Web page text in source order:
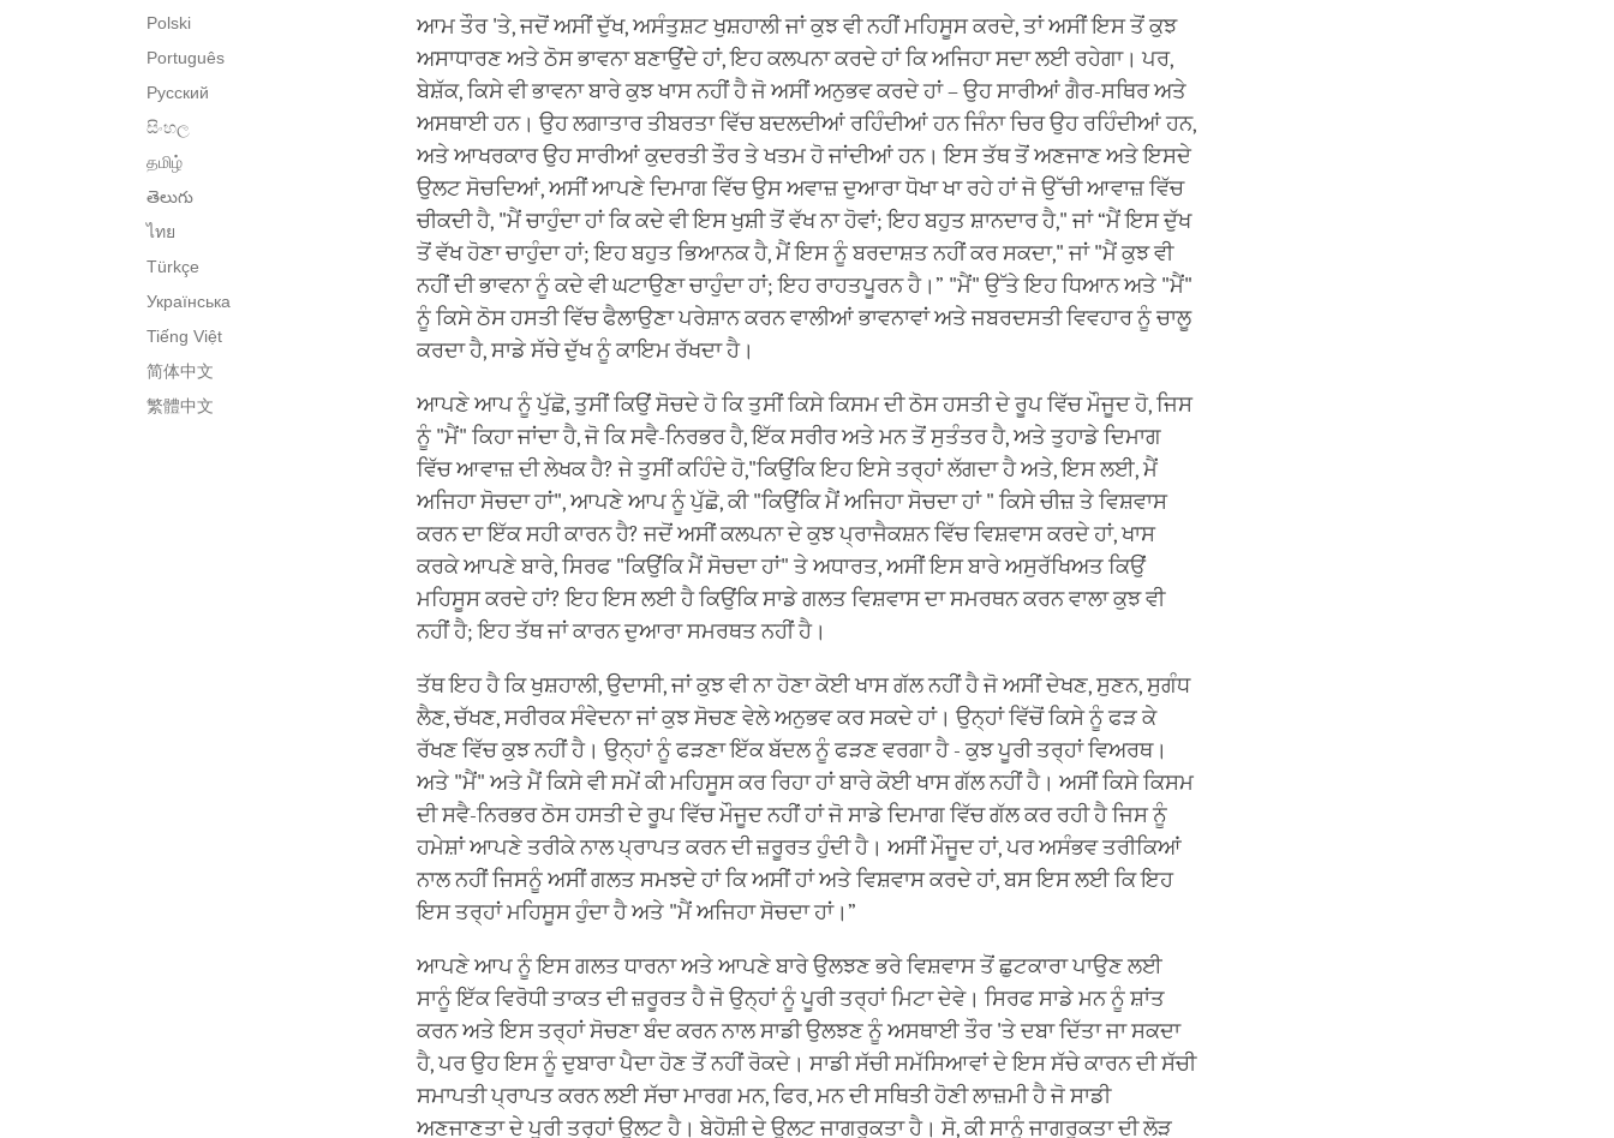
Polski
Português
Русский
සිංහල
தமிழ்
తెలుగు
ไทย
Türkçe
Українська
Tiếng Việt
简体中文
繁體中文
ਆਮ ਤੌਰ 'ਤੇ, ਜਦੋਂ ਅਸੀਂ ਦੁੱਖ, ਅਸੰਤੁਸ਼ਟ ਖੁਸ਼ਹਾਲੀ ਜਾਂ ਕੁਝ ਵੀ ਨਹੀਂ ਮਹਿਸੂਸ ਕਰਦੇ, ਤਾਂ ਅਸੀਂ ਇਸ ਤੋਂ ਕੁਝ
ਅਸਾਧਾਰਣ ਅਤੇ ਠੋਸ ਭਾਵਨਾ ਬਣਾਉਂਦੇ ਹਾਂ, ਇਹ ਕਲਪਨਾ ਕਰਦੇ ਹਾਂ ਕਿ ਅਜਿਹਾ ਸਦਾ ਲਈ ਰਹੇਗਾ। ਪਰ,
ਬੇਸ਼ੱਕ, ਕਿਸੇ ਵੀ ਭਾਵਨਾ ਬਾਰੇ ਕੁਝ ਖਾਸ ਨਹੀਂ ਹੈ ਜੋ ਅਸੀਂ ਅਨੁਭਵ ਕਰਦੇ ਹਾਂ – ਉਹ ਸਾਰੀਆਂ ਗੈਰ-ਸਥਿਰ ਅਤੇ
ਅਸਥਾਈ ਹਨ। ਉਹ ਲਗਾਤਾਰ ਤੀਬਰਤਾ ਵਿੱਚ ਬਦਲਦੀਆਂ ਰਹਿੰਦੀਆਂ ਹਨ ਜਿੰਨਾ ਚਿਰ ਉਹ ਰਹਿੰਦੀਆਂ ਹਨ,
ਅਤੇ ਆਖਰਕਾਰ ਉਹ ਸਾਰੀਆਂ ਕੁਦਰਤੀ ਤੌਰ ਤੇ ਖਤਮ ਹੋ ਜਾਂਦੀਆਂ ਹਨ। ਇਸ ਤੱਥ ਤੋਂ ਅਣਜਾਣ ਅਤੇ ਇਸਦੇ
ਉਲਟ ਸੋਚਦਿਆਂ, ਅਸੀਂ ਆਪਣੇ ਦਿਮਾਗ ਵਿੱਚ ਉਸ ਅਵਾਜ਼ ਦੁਆਰਾ ਧੋਖਾ ਖਾ ਰਹੇ ਹਾਂ ਜੋ ਉੱਚੀ ਆਵਾਜ਼ ਵਿੱਚ
ਚੀਕਦੀ ਹੈ, "ਮੈਂ ਚਾਹੁੰਦਾ ਹਾਂ ਕਿ ਕਦੇ ਵੀ ਇਸ ਖੁਸ਼ੀ ਤੋਂ ਵੱਖ ਨਾ ਹੋਵਾਂ; ਇਹ ਬਹੁਤ ਸ਼ਾਨਦਾਰ ਹੈ," ਜਾਂ “ਮੈਂ ਇਸ ਦੁੱਖ
ਤੋਂ ਵੱਖ ਹੋਣਾ ਚਾਹੁੰਦਾ ਹਾਂ; ਇਹ ਬਹੁਤ ਭਿਆਨਕ ਹੈ, ਮੈਂ ਇਸ ਨੂੰ ਬਰਦਾਸ਼ਤ ਨਹੀਂ ਕਰ ਸਕਦਾ," ਜਾਂ "ਮੈਂ ਕੁਝ ਵੀ
ਨਹੀਂ ਦੀ ਭਾਵਨਾ ਨੂੰ ਕਦੇ ਵੀ ਘਟਾਉਣਾ ਚਾਹੁੰਦਾ ਹਾਂ; ਇਹ ਰਾਹਤਪੂਰਨ ਹੈ।” "ਮੈਂ" ਉੱਤੇ ਇਹ ਧਿਆਨ ਅਤੇ "ਮੈਂ"
ਨੂੰ ਕਿਸੇ ਠੋਸ ਹਸਤੀ ਵਿੱਚ ਫੈਲਾਉਣਾ ਪਰੇਸ਼ਾਨ ਕਰਨ ਵਾਲੀਆਂ ਭਾਵਨਾਵਾਂ ਅਤੇ ਜਬਰਦਸਤੀ ਵਿਵਹਾਰ ਨੂੰ ਚਾਲੂ
ਕਰਦਾ ਹੈ, ਸਾਡੇ ਸੱਚੇ ਦੁੱਖ ਨੂੰ ਕਾਇਮ ਰੱਖਦਾ ਹੈ।
ਆਪਣੇ ਆਪ ਨੂੰ ਪੁੱਛੋ, ਤੁਸੀਂ ਕਿਉਂ ਸੋਚਦੇ ਹੋ ਕਿ ਤੁਸੀਂ ਕਿਸੇ ਕਿਸਮ ਦੀ ਠੋਸ ਹਸਤੀ ਦੇ ਰੂਪ ਵਿੱਚ ਮੌਜੂਦ ਹੋ, ਜਿਸ
ਨੂੰ "ਮੈਂ" ਕਿਹਾ ਜਾਂਦਾ ਹੈ, ਜੋ ਕਿ ਸਵੈ-ਨਿਰਭਰ ਹੈ, ਇੱਕ ਸਰੀਰ ਅਤੇ ਮਨ ਤੋਂ ਸੁਤੰਤਰ ਹੈ, ਅਤੇ ਤੁਹਾਡੇ ਦਿਮਾਗ
ਵਿੱਚ ਆਵਾਜ਼ ਦੀ ਲੇਖਕ ਹੈ? ਜੇ ਤੁਸੀਂ ਕਹਿੰਦੇ ਹੋ,"ਕਿਉਂਕਿ ਇਹ ਇਸੇ ਤਰ੍ਹਾਂ ਲੱਗਦਾ ਹੈ ਅਤੇ, ਇਸ ਲਈ, ਮੈਂ
ਅਜਿਹਾ ਸੋਚਦਾ ਹਾਂ", ਆਪਣੇ ਆਪ ਨੂੰ ਪੁੱਛੋ, ਕੀ "ਕਿਉਂਕਿ ਮੈਂ ਅਜਿਹਾ ਸੋਚਦਾ ਹਾਂ " ਕਿਸੇ ਚੀਜ਼ ਤੇ ਵਿਸ਼ਵਾਸ
ਕਰਨ ਦਾ ਇੱਕ ਸਹੀ ਕਾਰਨ ਹੈ? ਜਦੋਂ ਅਸੀਂ ਕਲਪਨਾ ਦੇ ਕੁਝ ਪ੍ਰਾਜੈਕਸ਼ਨ ਵਿੱਚ ਵਿਸ਼ਵਾਸ ਕਰਦੇ ਹਾਂ, ਖਾਸ
ਕਰਕੇ ਆਪਣੇ ਬਾਰੇ, ਸਿਰਫ "ਕਿਉਂਕਿ ਮੈਂ ਸੋਚਦਾ ਹਾਂ" ਤੇ ਅਧਾਰਤ, ਅਸੀਂ ਇਸ ਬਾਰੇ ਅਸੁਰੱਖਿਅਤ ਕਿਉਂ
ਮਹਿਸੂਸ ਕਰਦੇ ਹਾਂ? ਇਹ ਇਸ ਲਈ ਹੈ ਕਿਉਂਕਿ ਸਾਡੇ ਗਲਤ ਵਿਸ਼ਵਾਸ ਦਾ ਸਮਰਥਨ ਕਰਨ ਵਾਲਾ ਕੁਝ ਵੀ
ਨਹੀਂ ਹੈ; ਇਹ ਤੱਥ ਜਾਂ ਕਾਰਨ ਦੁਆਰਾ ਸਮਰਥਤ ਨਹੀਂ ਹੈ।
ਤੱਥ ਇਹ ਹੈ ਕਿ ਖੁਸ਼ਹਾਲੀ, ਉਦਾਸੀ, ਜਾਂ ਕੁਝ ਵੀ ਨਾ ਹੋਣਾ ਕੋਈ ਖਾਸ ਗੱਲ ਨਹੀਂ ਹੈ ਜੋ ਅਸੀਂ ਦੇਖਣ, ਸੁਣਨ, ਸੁਗੰਧ
ਲੈਣ, ਚੱਖਣ, ਸਰੀਰਕ ਸੰਵੇਦਨਾ ਜਾਂ ਕੁਝ ਸੋਚਣ ਵੇਲੇ ਅਨੁਭਵ ਕਰ ਸਕਦੇ ਹਾਂ। ਉਨ੍ਹਾਂ ਵਿੱਚੋਂ ਕਿਸੇ ਨੂੰ ਫੜ ਕੇ
ਰੱਖਣ ਵਿੱਚ ਕੁਝ ਨਹੀਂ ਹੈ। ਉਨ੍ਹਾਂ ਨੂੰ ਫੜਣਾ ਇੱਕ ਬੱਦਲ ਨੂੰ ਫੜਣ ਵਰਗਾ ਹੈ - ਕੁਝ ਪੂਰੀ ਤਰ੍ਹਾਂ ਵਿਅਰਥ।
ਅਤੇ "ਮੈਂ" ਅਤੇ ਮੈਂ ਕਿਸੇ ਵੀ ਸਮੇਂ ਕੀ ਮਹਿਸੂਸ ਕਰ ਰਿਹਾ ਹਾਂ ਬਾਰੇ ਕੋਈ ਖਾਸ ਗੱਲ ਨਹੀਂ ਹੈ। ਅਸੀਂ ਕਿਸੇ ਕਿਸਮ
ਦੀ ਸਵੈ-ਨਿਰਭਰ ਠੋਸ ਹਸਤੀ ਦੇ ਰੂਪ ਵਿੱਚ ਮੌਜੂਦ ਨਹੀਂ ਹਾਂ ਜੋ ਸਾਡੇ ਦਿਮਾਗ ਵਿੱਚ ਗੱਲ ਕਰ ਰਹੀ ਹੈ ਜਿਸ ਨੂੰ
ਹਮੇਸ਼ਾਂ ਆਪਣੇ ਤਰੀਕੇ ਨਾਲ ਪ੍ਰਾਪਤ ਕਰਨ ਦੀ ਜ਼ਰੂਰਤ ਹੁੰਦੀ ਹੈ। ਅਸੀਂ ਮੌਜੂਦ ਹਾਂ, ਪਰ ਅਸੰਭਵ ਤਰੀਕਿਆਂ
ਨਾਲ ਨਹੀਂ ਜਿਸਨੂੰ ਅਸੀਂ ਗਲਤ ਸਮਝਦੇ ਹਾਂ ਕਿ ਅਸੀਂ ਹਾਂ ਅਤੇ ਵਿਸ਼ਵਾਸ ਕਰਦੇ ਹਾਂ, ਬਸ ਇਸ ਲਈ ਕਿ ਇਹ
ਇਸ ਤਰ੍ਹਾਂ ਮਹਿਸੂਸ ਹੁੰਦਾ ਹੈ ਅਤੇ "ਮੈਂ ਅਜਿਹਾ ਸੋਚਦਾ ਹਾਂ।”
ਆਪਣੇ ਆਪ ਨੂੰ ਇਸ ਗਲਤ ਧਾਰਨਾ ਅਤੇ ਆਪਣੇ ਬਾਰੇ ਉਲਝਣ ਭਰੇ ਵਿਸ਼ਵਾਸ ਤੋਂ ਛੁਟਕਾਰਾ ਪਾਉਣ ਲਈ
ਸਾਨੂੰ ਇੱਕ ਵਿਰੋਧੀ ਤਾਕਤ ਦੀ ਜ਼ਰੂਰਤ ਹੈ ਜੋ ਉਨ੍ਹਾਂ ਨੂੰ ਪੂਰੀ ਤਰ੍ਹਾਂ ਮਿਟਾ ਦੇਵੇ। ਸਿਰਫ ਸਾਡੇ ਮਨ ਨੂੰ ਸ਼ਾਂਤ
ਕਰਨ ਅਤੇ ਇਸ ਤਰ੍ਹਾਂ ਸੋਚਣਾ ਬੰਦ ਕਰਨ ਨਾਲ ਸਾਡੀ ਉਲਝਣ ਨੂੰ ਅਸਥਾਈ ਤੌਰ 'ਤੇ ਦਬਾ ਦਿੱਤਾ ਜਾ ਸਕਦਾ
ਹੈ, ਪਰ ਉਹ ਇਸ ਨੂੰ ਦੁਬਾਰਾ ਪੈਦਾ ਹੋਣ ਤੋਂ ਨਹੀਂ ਰੋਕਦੇ। ਸਾਡੀ ਸੱਚੀ ਸਮੱਸਿਆਵਾਂ ਦੇ ਇਸ ਸੱਚੇ ਕਾਰਨ ਦੀ ਸੱਚੀ
ਸਮਾਪਤੀ ਪ੍ਰਾਪਤ ਕਰਨ ਲਈ ਸੱਚਾ ਮਾਰਗ ਮਨ, ਫਿਰ, ਮਨ ਦੀ ਸਥਿਤੀ ਹੋਣੀ ਲਾਜ਼ਮੀ ਹੈ ਜੋ ਸਾਡੀ
ਅਣਜਾਣਤਾ ਦੇ ਪੂਰੀ ਤਰ੍ਹਾਂ ਉਲਟ ਹੈ। ਬੇਹੋਸ਼ੀ ਦੇ ਉਲਟ ਜਾਗਰੂਕਤਾ ਹੈ। ਸੋ, ਕੀ ਸਾਨੂੰ ਜਾਗਰੂਕਤਾ ਦੀ ਲੋੜ